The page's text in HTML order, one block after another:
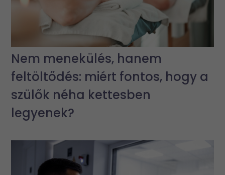
Nem menekülés, hanem
feltöltődés: miért fontos, hogy a
szülők néha kettesben
legyenek?